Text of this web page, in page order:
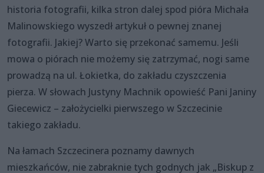
historia fotografii, kilka stron dalej spod pióra Michała
Malinowskiego wyszedł artykuł o pewnej znanej
fotografii. Jakiej? Warto się przekonać samemu. Jeśli
mowa o piórach nie możemy się zatrzymać, nogi same
prowadzą na ul. Łokietka, do zakładu czyszczenia
pierza. W słowach Justyny Machnik opowieść Pani Janiny
Giecewicz – założycielki pierwszego w Szczecinie
takiego zakładu.
Na łamach Szczecinera poznamy dawnych
mieszkańców, nie zabraknie tych godnych jak „Biskup z